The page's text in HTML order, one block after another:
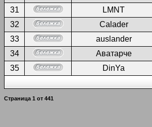
31
LMNT
32
Calader
33
auslander
34
Аватарче
35
DinYa
Страница 1 от 441